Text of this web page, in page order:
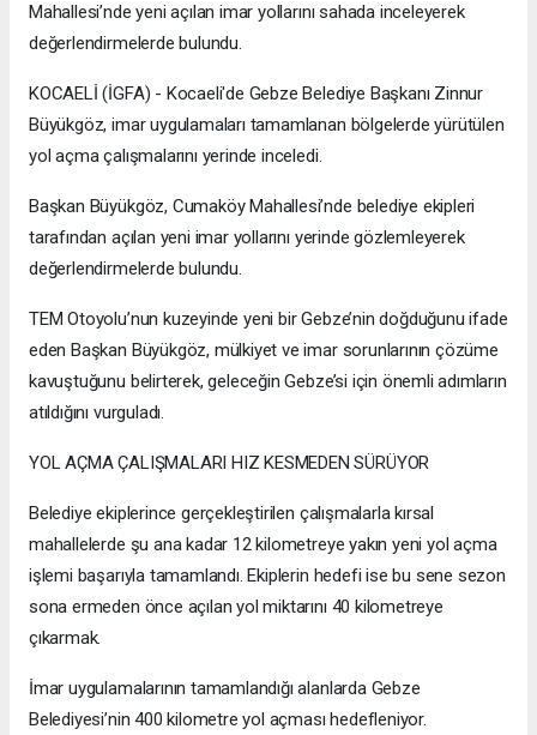
Mahallesi’nde yeni açılan imar yollarını sahada inceleyerek
değerlendirmelerde bulundu.
KOCAELİ (İGFA) - Kocaeli'de Gebze Belediye Başkanı Zinnur
Büyükgöz, imar uygulamaları tamamlanan bölgelerde yürütülen
yol açma çalışmalarını yerinde inceledi.
Başkan Büyükgöz, Cumaköy Mahallesi’nde belediye ekipleri
tarafından açılan yeni imar yollarını yerinde gözlemleyerek
değerlendirmelerde bulundu.
TEM Otoyolu’nun kuzeyinde yeni bir Gebze’nin doğduğunu ifade
eden Başkan Büyükgöz, mülkiyet ve imar sorunlarının çözüme
kavuştuğunu belirterek, geleceğin Gebze’si için önemli adımların
atıldığını vurguladı.
YOL AÇMA ÇALIŞMALARI HIZ KESMEDEN SÜRÜYOR
Belediye ekiplerince gerçekleştirilen çalışmalarla kırsal
mahallelerde şu ana kadar 12 kilometreye yakın yeni yol açma
işlemi başarıyla tamamlandı. Ekiplerin hedefi ise bu sene sezon
sona ermeden önce açılan yol miktarını 40 kilometreye
çıkarmak.
İmar uygulamalarının tamamlandığı alanlarda Gebze
Belediyesi’nin 400 kilometre yol açması hedefleniyor.